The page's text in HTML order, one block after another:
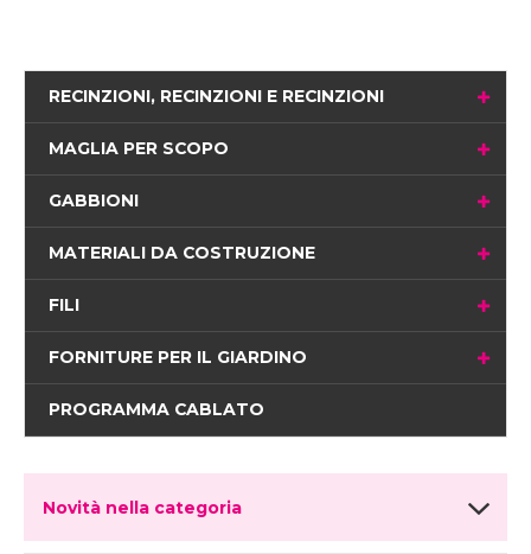
RECINZIONI, RECINZIONI E RECINZIONI
MAGLIA PER SCOPO
GABBIONI
MATERIALI DA COSTRUZIONE
FILI
FORNITURE PER IL GIARDINO
PROGRAMMA CABLATO
Novità nella categoria